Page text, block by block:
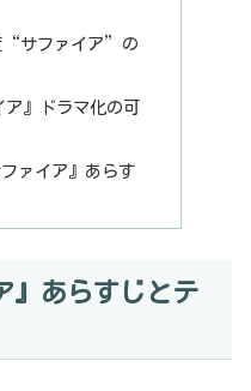
“サファイア”の
ア』ドラマ化の可
ァイア』あらす
』あらすじとテ